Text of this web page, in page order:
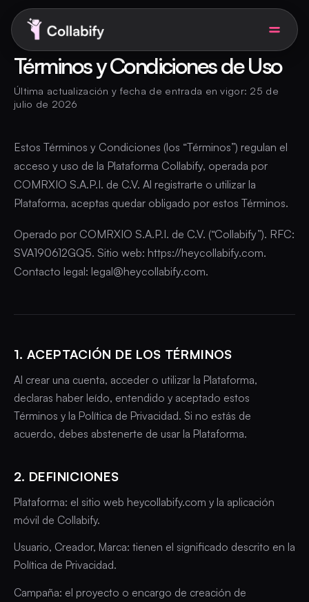
Términos y Condiciones de Uso
Última actualización y fecha de entrada en vigor: 25 de
julio de 2026
Estos Términos y Condiciones (los “Términos”) regulan el
acceso y uso de la Plataforma Collabify, operada por
COMRXIO S.A.P.I. de C.V. Al registrarte o utilizar la
Plataforma, aceptas quedar obligado por estos Términos.
Operado por COMRXIO S.A.P.I. de C.V. (“Collabify”). RFC:
SVA190612GQ5. Sitio web: https://heycollabify.com.
Contacto legal: legal@heycollabify.com.
1. ACEPTACIÓN DE LOS TÉRMINOS
Al crear una cuenta, acceder o utilizar la Plataforma,
declaras haber leído, entendido y aceptado estos
Términos y la Política de Privacidad. Si no estás de
acuerdo, debes abstenerte de usar la Plataforma.
2. DEFINICIONES
Plataforma: el sitio web heycollabify.com y la aplicación
móvil de Collabify.
Usuario, Creador, Marca: tienen el significado descrito en la
Política de Privacidad.
Campaña: el proyecto o encargo de creación de
Solutions for business
AI UGC Studio
EN